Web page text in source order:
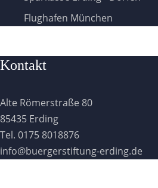
Flughafen München
Kontakt
Alte Römerstraße 80
85435 Erding
Tel. 0175 8018876
info@buergerstiftung-erding.de